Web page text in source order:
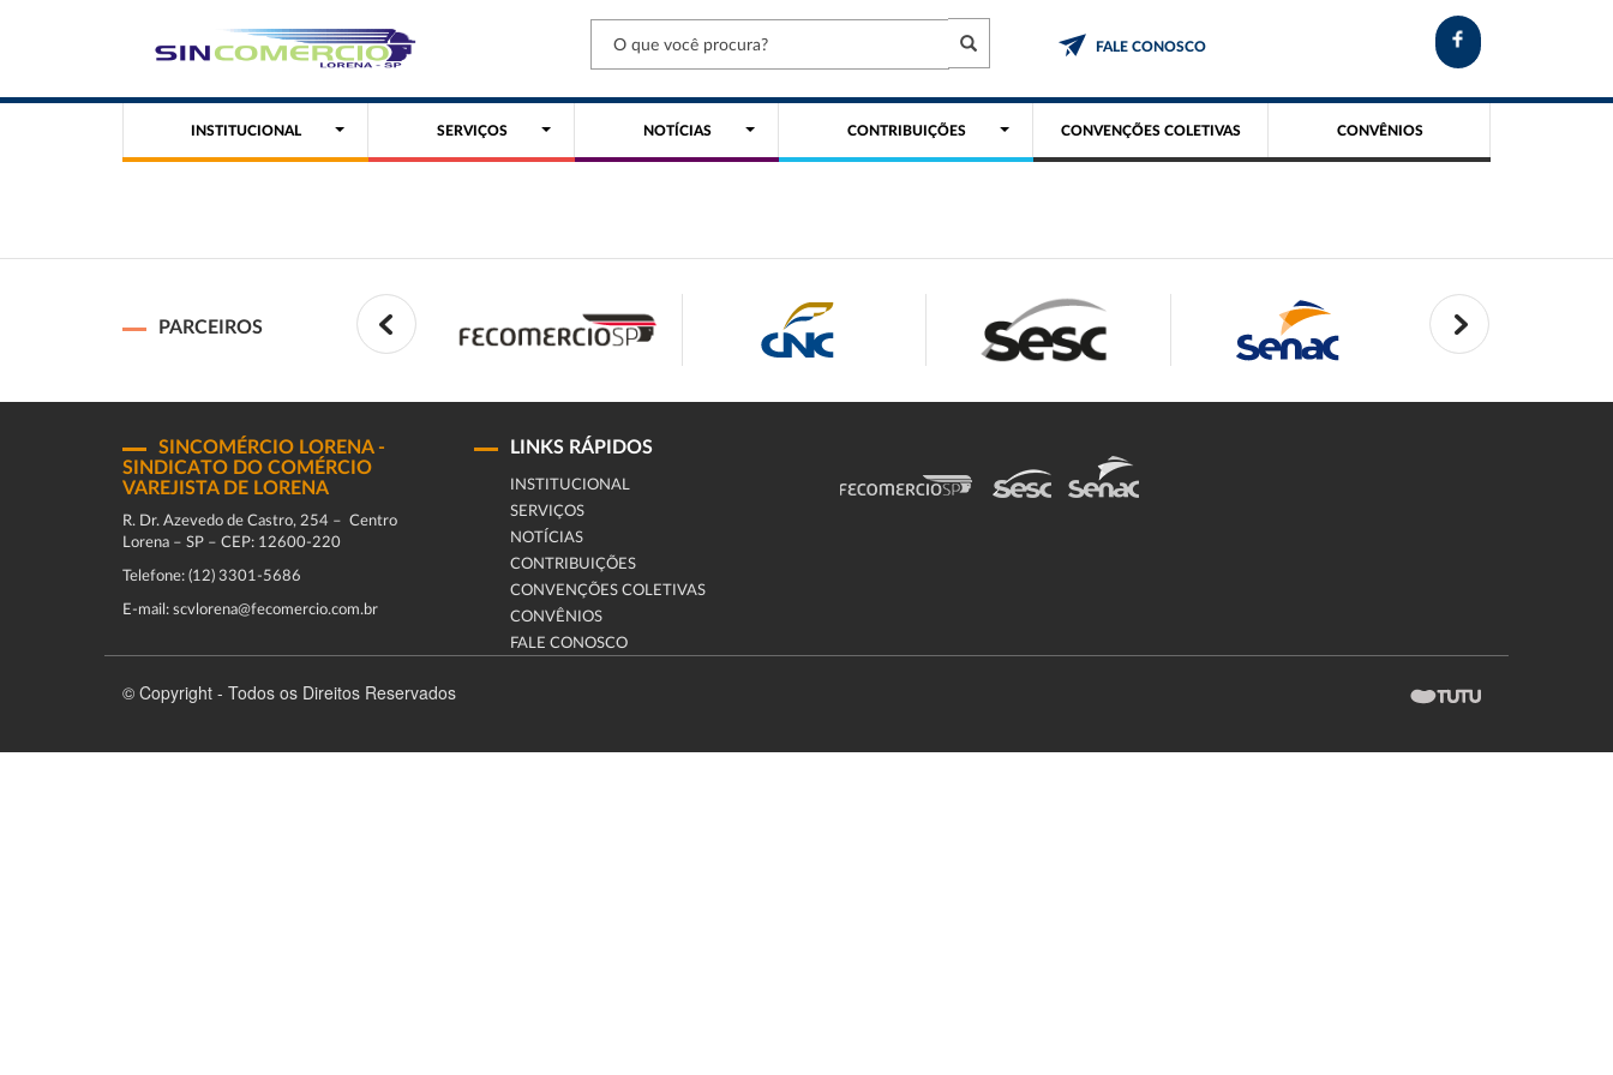
FALE CONOSCO
INSTITUCIONAL SERVIÇOS NOTÍCIAS CONTRIBUIÇÕES CONVENÇÕES COLETIVAS CONVÊNIOS
PARCEIROS
SINCOMÉRCIO LORENA -
SINDICATO DO COMÉRCIO
VAREJISTA DE LORENA
R. Dr. Azevedo de Castro, 254 – Centro
Lorena – SP – CEP: 12600-220
Telefone: (12) 3301-5686
E-mail: scvlorena@fecomercio.com.br
LINKS RÁPIDOS
INSTITUCIONAL
SERVIÇOS
NOTÍCIAS
CONTRIBUIÇÕES
CONVENÇÕES COLETIVAS
CONVÊNIOS
FALE CONOSCO
© Copyright - Todos os Direitos Reservados